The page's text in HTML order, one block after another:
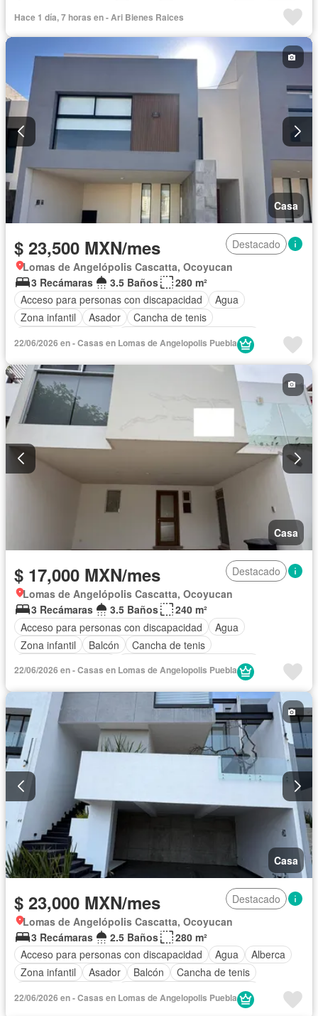
Hace 1 día, 7 horas en - Ari Bienes Raices
Casa
$ 23,500 MXN/mes
Destacado
Lomas de Angelópolis Cascatta, Ocoyucan
3 Recámaras
3.5 Baños
280 m²
Acceso para personas con discapacidad
Agua
Zona infantil
Asador
Cancha de tenis
Circuito cerrado de televisión
Cocina integral
Cuarto de Limpieza
Estacionamiento
Gas natural
Gimnasio
Despacho
Recámara con closet
Sala polivalente
Seguridad
Televisión por cable
Vista panorámica
Wifi Zonas verdes
Permite mascotas
Permite niños
22/06/2026 en - Casas en Lomas de Angelopolis Puebla
Casa
$ 17,000 MXN/mes
Destacado
Lomas de Angelópolis Cascatta, Ocoyucan
3 Recámaras
3.5 Baños
240 m²
Acceso para personas con discapacidad
Agua
Zona infantil
Balcón
Cancha de tenis
Circuito cerrado de televisión
Conserje
Cuarto de Limpieza
Cuarto de servicio
Electricidad
Estacionamiento
Gimnasio
Internet
Jacuzzi
Recámara con closet
Sala polivalente
Sauna
Seguridad Televisión por cable
Terraza
Vista panorámica
Permite mascotas
Permite niños
22/06/2026 en - Casas en Lomas de Angelopolis Puebla
Casa
$ 23,000 MXN/mes
Destacado
Lomas de Angelópolis Cascatta, Ocoyucan
3 Recámaras
2.5 Baños
280 m²
Acceso para personas con discapacidad
Agua
Alberca
Zona infantil
Asador Balcón
Cancha de tenis
Circuito cerrado de televisión
Conserje
22/06/2026 en - Casas en Lomas de Angelopolis Puebla